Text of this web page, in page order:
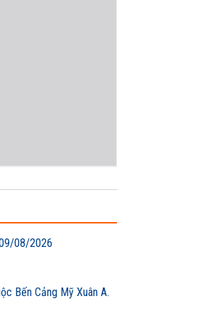
08/2026
Bến Cảng Mỹ Xuân A.